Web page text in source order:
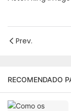
Prev.
RECOMENDADO